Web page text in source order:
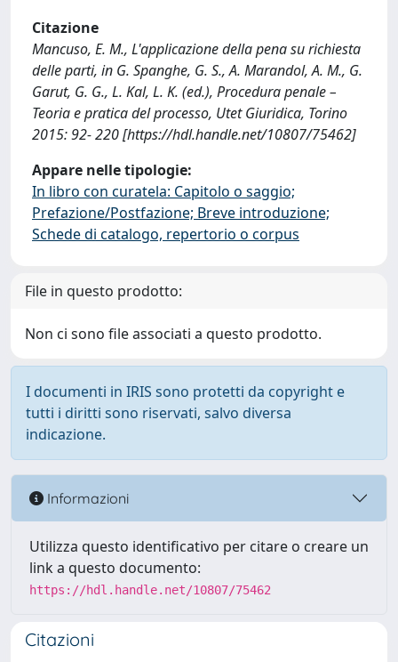
Citazione
Mancuso, E. M., L'applicazione della pena su richiesta
delle parti, in G. Spanghe, G. S., A. Marandol, A. M., G.
Garut, G. G., L. Kal, L. K. (ed.), Procedura penale –
Teoria e pratica del processo, Utet Giuridica, Torino
2015: 92- 220 [https://hdl.handle.net/10807/75462]
Appare nelle tipologie:
In libro con curatela: Capitolo o saggio;
Prefazione/Postfazione; Breve introduzione;
Schede di catalogo, repertorio o corpus
File in questo prodotto:
Non ci sono file associati a questo prodotto.
I documenti in IRIS sono protetti da copyright e
tutti i diritti sono riservati, salvo diversa
indicazione.
Informazioni
Utilizza questo identificativo per citare o creare un
link a questo documento:
https://hdl.handle.net/10807/75462
Citazioni